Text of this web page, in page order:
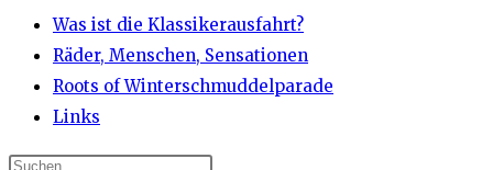
Was ist die Klassikerausfahrt?
Räder, Menschen, Sensationen
Roots of Winterschmuddelparade
Links